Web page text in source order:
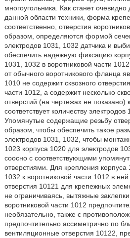
многоугольника. Как станет
данной области техники, форма
соответственно, отверстия
образом, определяются формой
электродов 1031, 1032 датчика и
обеспечить надежную фиксацию
1031, 1032 в воротниковой части
от обычного воротникового фланца
1010 не содержит сквозного
части 1012, а содержит несколько
отверстий (на чертежах не показано)
соответствует количеству электродов
Упомянутые содержащие резьбу
образом, чтобы обеспечить такое
электродов 1031, 1032, чтобы
1023 корпуса 1020 для электродов
соосно с соответствующими
отверстиями. Для крепления корпуса
1032 к воротниковой части 1012 в
отверстия 10121 для крепежных
не ограничиваясь, вытяжные
воротниковой части 1012
необязательно, также с
предпочтительно ассиметрично по
вентиляционные отверстия 10122,